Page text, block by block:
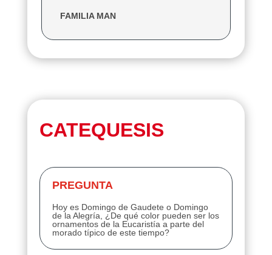
FAMILIA MAN
CATEQUESIS
PREGUNTA
Hoy es Domingo de Gaudete o Domingo
de la Alegría, ¿De qué color pueden ser los
ornamentos de la Eucaristía a parte del
morado típico de este tiempo?